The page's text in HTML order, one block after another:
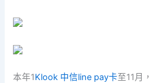
本年1Klook 中信line pay卡至11月